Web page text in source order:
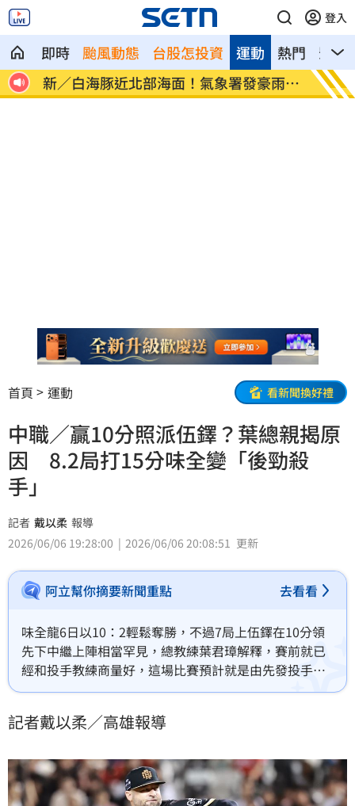
登入
即時 颱風動態 台股怎投資 熱門 影音
運動
台
新／白海豚近北部海面！氣象署發豪雨特
報
南電
首頁 運動 看新聞換好禮
中職／贏10分照派伍鐸？葉總親揭原
因 8.2局打15分味全變「後勁殺
手」
記者 戴以柔 報導
2026/06/06 19:28:00
2026/06/06 20:08:51 更新
阿立幫你摘要新聞重點 去看看
味全龍6日以10：2輕鬆奪勝，不過7局上伍鐸在10分領
先下中繼上陣相當罕見，總教練葉君璋解釋，賽前就已
經和投手教練商量好，這場比賽預計就是由先發投手梅
賽鍶和伍鐸分別各吃下6局和3局。
記者戴以柔／高雄報導